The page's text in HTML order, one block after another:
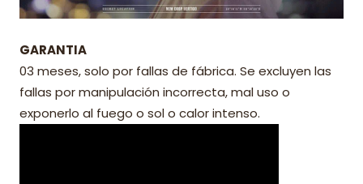
GARANTIA
03 meses, solo por fallas de fábrica. Se excluyen las
fallas por manipulación incorrecta, mal uso o
exponerlo al fuego o sol o calor intenso.